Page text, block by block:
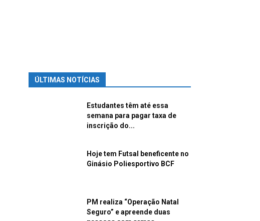
ÚLTIMAS NOTÍCIAS
Estudantes têm até essa
semana para pagar taxa de
inscrição do...
Hoje tem Futsal beneficente no
Ginásio Poliesportivo BCF
PM realiza “Operação Natal
Seguro” e apreende duas